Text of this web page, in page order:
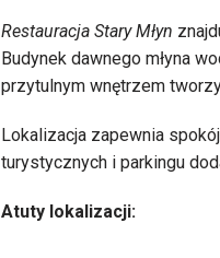
Restauracja Stary Młyn
Budynek dawnego młyna
przytulnym wnętrzem
Lokalizacja zapewnia
turystycznych i parkingu
Atuty lokalizacji: